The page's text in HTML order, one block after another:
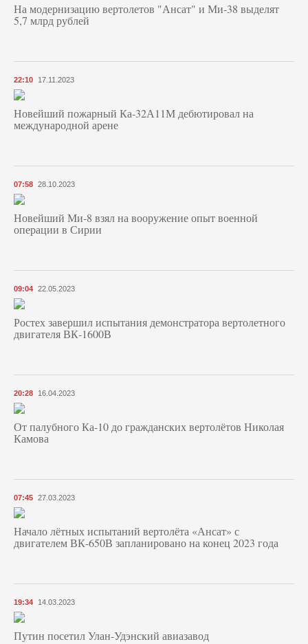
На модернизацию вертолетов "Ансат" и Ми-38 выделят
5,7 млрд рублей
22:10 17.11.2023
Новейший пожарный Ка-32А11М дебютировал на
международной арене
07:58 28.10.2023
Новейший Ми-8 взял на вооружение опыт военной
операции в Сирии
09:04 22.05.2023
Ростех завершил испытания демонстратора вертолетного
двигателя ВК-1600В
20:28 16.04.2023
От палубного Ка-10 до гражданских вертолётов Николая
Камова
07:45 27.03.2023
Начало лётных испытаний вертолёта «Ансат» с
двигателем ВК-650В запланировано на конец 2023 года
19:34 14.03.2023
Путин посетил Улан-Удэнский авиазавод